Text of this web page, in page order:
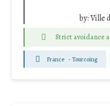
by:Ville
Strict avoidance
France - Tourcoing